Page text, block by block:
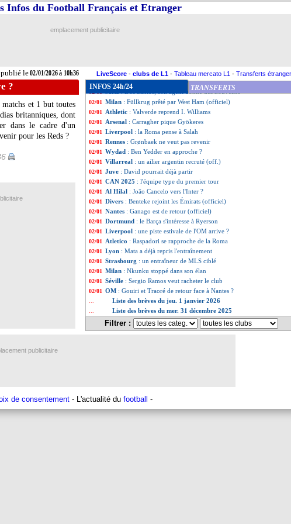
publié le02/01/2026 à 10h36
Infos du Football Français et Etranger
emplacement publicitaire
LiveScore - clubs de L1 - Tableau mercato L1 - Transferts étranger
?
et 1 but toutes
britanniques, dont
dans le cadre d'un
pour les Reds ?
INFOS 24h/24 TRANSFERTS
02/01 Palace: un achat record avec Johnson (off.)
02/01 Inter: Carboni va retourner en Argentine
02/01 PSG
02/01 Strasbourg: Rosenior flou sur son avenir
02/01 Lyon: Endrick sera absent contre Monaco
: Dos Santos, son agent donne des nouvelles
02/01 Milan : Füllkrug prêté par West Ham (officiel)
02/01 Athletic : Valverde reprend I. Williams
02/01 Arsenal : Carragher pique Gyökeres
02/01 Liverpool : la Roma pense à Salah
02/01 Rennes : Grønbaek ne veut pas revenir
02/01 Wydad : Ben Yedder en approche ?
02/01 Villarreal : un ailier argentin recruté (off.)
02/01 Juve : David pourrait déjà partir
02/01 CAN 2025 : l'équipe type du premier tour
02/01 Al Hilal : João Cancelo vers l'Inter ?
02/01 Divers : Benteke rejoint les Émirats (officiel)
02/01 Nantes : Ganago est de retour (officiel)
02/01 Dortmund : le Barça s'intéresse à Ryerson
02/01 Liverpool : une piste estivale de l'OM arrive ?
02/01 Atletico : Raspadori se rapproche de la Roma
02/01 Lyon : Mata a déjà repris l'entraînement
02/01 Strasbourg : un entraîneur de MLS ciblé
02/01 Milan : Nkunku stoppé dans son élan
02/01 Séville : Sergio Ramos veut racheter le club
02/01 OM : Gouiri et Traoré de retour face à Nantes ?
Liste des brèves du jeu. 1 janvier 2026
Liste des brèves du mer. 31 décembre 2025
Filtrer :
publicitaire
de consentement - L'actualité du football -